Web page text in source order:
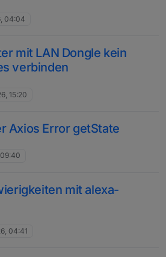
04:04
mit LAN Dongle kein
verbinden
15:20
Axios Error getState
mit alexa-
04:41